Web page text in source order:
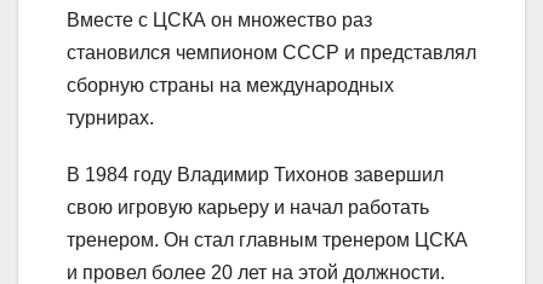
Вместе с ЦСКА он множество раз
становился чемпионом СССР и представлял
сборную страны на международных
турнирах.
В 1984 году Владимир Тихонов завершил
свою игровую карьеру и начал работать
тренером. Он стал главным тренером ЦСКА
и провел более 20 лет на этой должности.